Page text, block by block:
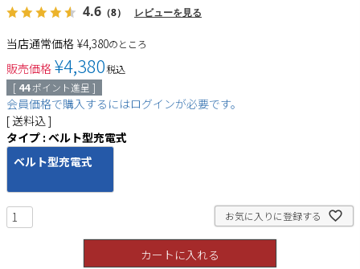
4.6 （8） レビューを見る
当店通常価格 ¥4,380のところ
販売価格 ¥4,380税込
[ 44 ポイント進呈 ]
会員価格で購入するにはログインが必要です。
送料込
タイプ ベルト型充電式
ベルト型充電式
お気に入りに登録する
カートに入れる